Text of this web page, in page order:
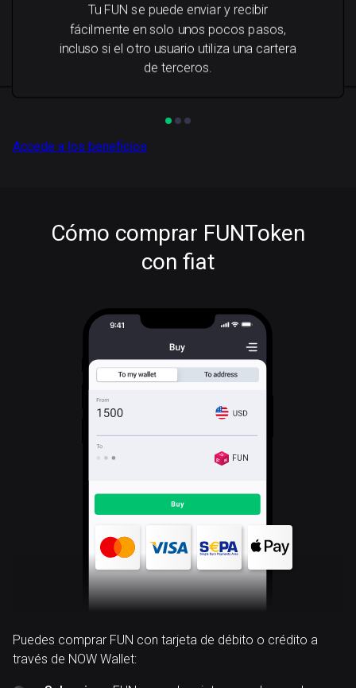
Tu FUN se puede enviar y recibir
fácilmente en solo unos pocos pasos,
incluso si el otro usuario utiliza una cartera
de terceros.
Accede a los beneficios
Cómo comprar FUNToken
con fiat
FUN
Puedes comprar FUN con tarjeta de débito o crédito a
través de NOW Wallet: